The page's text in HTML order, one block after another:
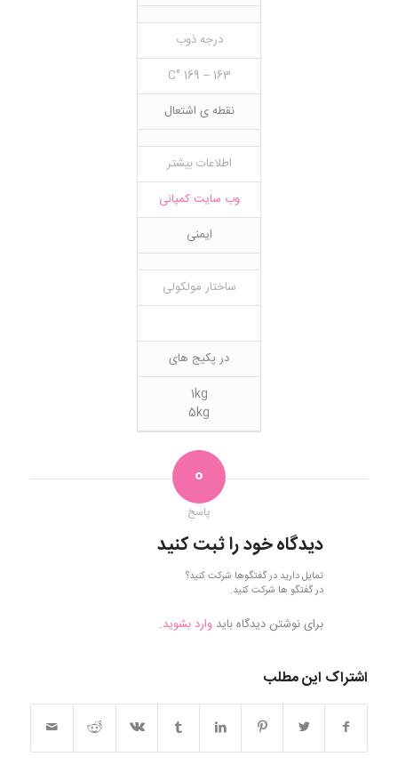
درجه ذوب
163 – 169 °C
نقطه ی اشتعال
اطلاعات بیشتر
وب سایت کمپانی
ایمنی
ساختار مولکولی
در پکیج های
1kg
5kg
0
پاسخ
دیدگاه خود را ثبت کنید
تمایل دارید در گفتگوها شرکت کنید؟
در گفتگو ها شرکت کنید.
برای نوشتن دیدگاه باید وارد بشوید.
اشتراک این مطلب